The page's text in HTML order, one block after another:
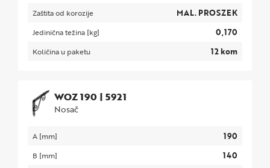
Zaštita od korozije MAL. PROSZEK
Jedinična težina [kg] 0,170
Količina u paketu 12 kom
WOZ 190 | 5921
Nosač
A [mm] 190
B [mm] 140